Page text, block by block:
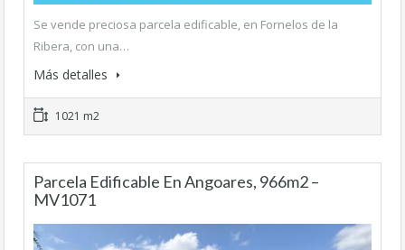
Se vende preciosa parcela edificable, en Fornelos de la
Ribera, con una…
Más detalles
1021 m2
Parcela Edificable En Angoares, 966m2 –
MV1071